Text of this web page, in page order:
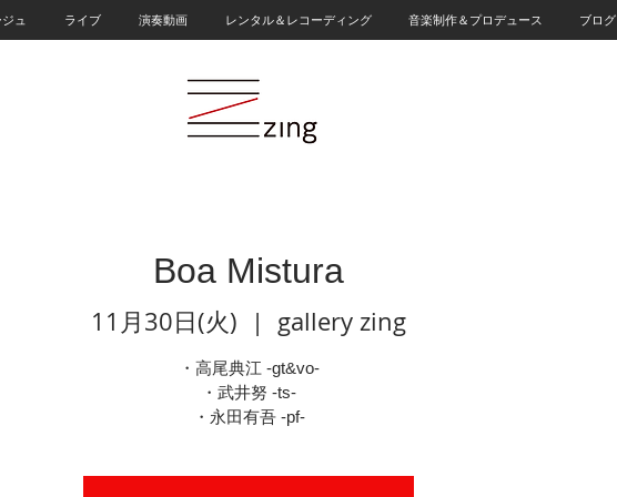
ュ ライブ 演奏動画 レンタル＆レコーディング 音楽制作＆プロデュース ブログ
Boa Mistura
11月30日(火)
  |
gallery zing
・高尾典江 -gt&vo-
・武井努 -ts-
・永田有吾 -pf-